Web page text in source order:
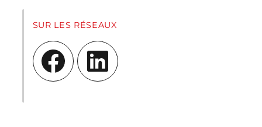
SUR LES RÉSEAUX
Facebook LinkedIn